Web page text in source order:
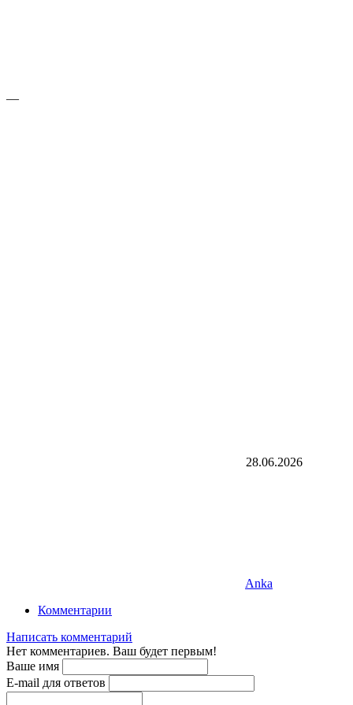
—
28.06.2026
Anka
Комментарии
Написать комментарий
Нет комментариев. Ваш будет первым!
Ваше имя
E-mail для ответов